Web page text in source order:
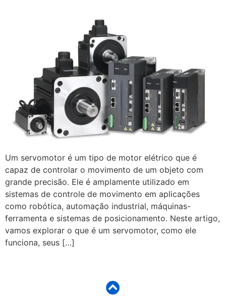
Um servomotor é um tipo de motor elétrico que é
capaz de controlar o movimento de um objeto com
grande precisão. Ele é amplamente utilizado em
sistemas de controle de movimento em aplicações
como robótica, automação industrial, máquinas-
ferramenta e sistemas de posicionamento. Neste artigo,
vamos explorar o que é um servomotor, como ele
funciona, seus […]